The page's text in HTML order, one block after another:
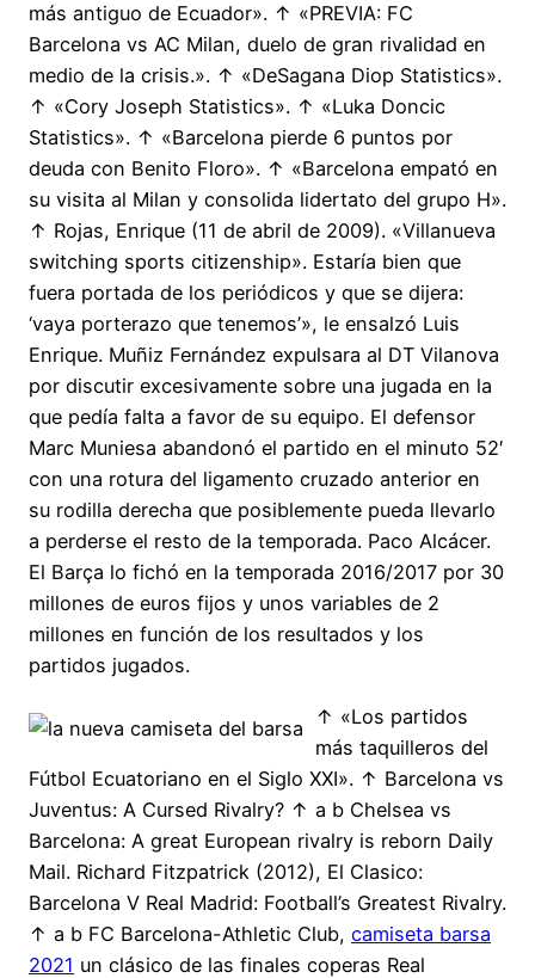
más antiguo de Ecuador». ↑ «PREVIA: FC
Barcelona vs AC Milan, duelo de gran rivalidad en
medio de la crisis.». ↑ «DeSagana Diop Statistics».
↑ «Cory Joseph Statistics». ↑ «Luka Doncic
Statistics». ↑ «Barcelona pierde 6 puntos por
deuda con Benito Floro». ↑ «Barcelona empató en
su visita al Milan y consolida lidertato del grupo H».
↑ Rojas, Enrique (11 de abril de 2009). «Villanueva
switching sports citizenship». Estaría bien que
fuera portada de los periódicos y que se dijera:
‘vaya porterazo que tenemos’», le ensalzó Luis
Enrique. Muñiz Fernández expulsara al DT Vilanova
por discutir excesivamente sobre una jugada en la
que pedía falta a favor de su equipo. El defensor
Marc Muniesa abandonó el partido en el minuto 52′
con una rotura del ligamento cruzado anterior en
su rodilla derecha que posiblemente pueda llevarlo
a perderse el resto de la temporada. Paco Alcácer.
El Barça lo fichó en la temporada 2016/2017 por 30
millones de euros fijos y unos variables de 2
millones en función de los resultados y los
partidos jugados.
↑ «Los partidos
más taquilleros del
Fútbol Ecuatoriano en el Siglo XXI». ↑ Barcelona vs
Juventus: A Cursed Rivalry? ↑ a b Chelsea vs
Barcelona: A great European rivalry is reborn Daily
Mail. Richard Fitzpatrick (2012), El Clasico:
Barcelona V Real Madrid: Football’s Greatest Rivalry.
↑ a b FC Barcelona-Athletic Club, camiseta barsa
2021 un clásico de las finales coperas Real